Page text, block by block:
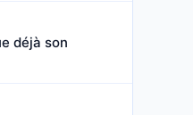
déjà son